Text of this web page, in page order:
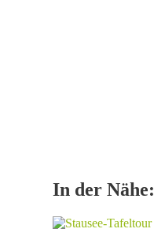
In der Nähe: